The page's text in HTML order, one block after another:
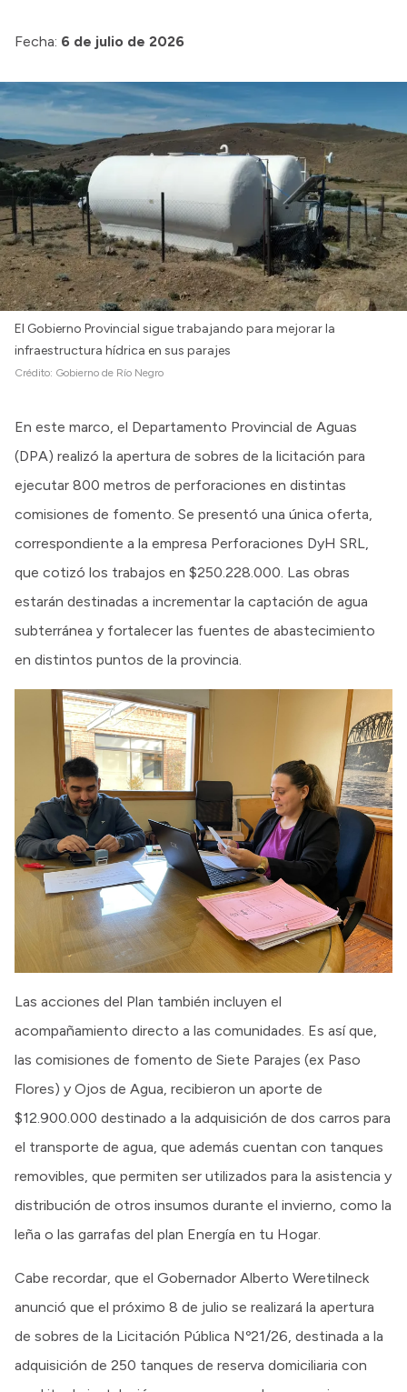
Login
Fecha: 6 de julio de 2026
El Gobierno Provincial sigue trabajando para mejorar la
infraestructura hídrica en sus parajes
Crédito: Gobierno de Río Negro
En este marco, el Departamento Provincial de Aguas
(DPA) realizó la apertura de sobres de la licitación para
ejecutar 800 metros de perforaciones en distintas
comisiones de fomento. Se presentó una única oferta,
correspondiente a la empresa Perforaciones DyH SRL,
que cotizó los trabajos en $250.228.000. Las obras
estarán destinadas a incrementar la captación de agua
subterránea y fortalecer las fuentes de abastecimiento
en distintos puntos de la provincia.
Las acciones del Plan también incluyen el
acompañamiento directo a las comunidades. Es así que,
las comisiones de fomento de Siete Parajes (ex Paso
Flores) y Ojos de Agua, recibieron un aporte de
$12.900.000 destinado a la adquisición de dos carros para
el transporte de agua, que además cuentan con tanques
removibles, que permiten ser utilizados para la asistencia y
distribución de otros insumos durante el invierno, como la
leña o las garrafas del plan Energía en tu Hogar.
Cabe recordar, que el Gobernador Alberto Weretilneck
anunció que el próximo 8 de julio se realizará la apertura
de sobres de la Licitación Pública Nº21/26, destinada a la
adquisición de 250 tanques de reserva domiciliaria con